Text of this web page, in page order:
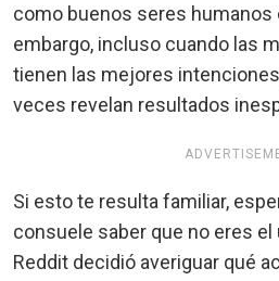
como buenos seres humanos
embargo, incluso cuando las
tienen las mejores
veces revelan resultados
Si esto te resulta familiar,
consuele saber que no eres el
Reddit decidió averiguar qué